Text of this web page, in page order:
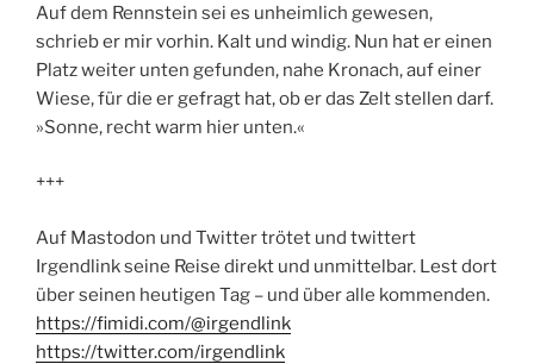
Auf dem Rennstein sei es unheimlich gewesen,
schrieb er mir vorhin. Kalt und windig. Nun hat er einen
Platz weiter unten gefunden, nahe Kronach, auf einer
Wiese, für die er gefragt hat, ob er das Zelt stellen darf.
»Sonne, recht warm hier unten.«
+++
Auf Mastodon und Twitter trötet und twittert
Irgendlink seine Reise direkt und unmittelbar. Lest dort
über seinen heutigen Tag – und über alle kommenden.
https://fimidi.com/@irgendlink
https://twitter.com/irgendlink